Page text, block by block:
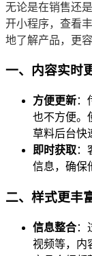
无论是在销售还
开小程序，查看
地了解产品，更
一、内容实时
方便更新：
也不方便。
草料后台快
即时获取：
信息，确保
二、样式更丰
信息整合：
视频等，内